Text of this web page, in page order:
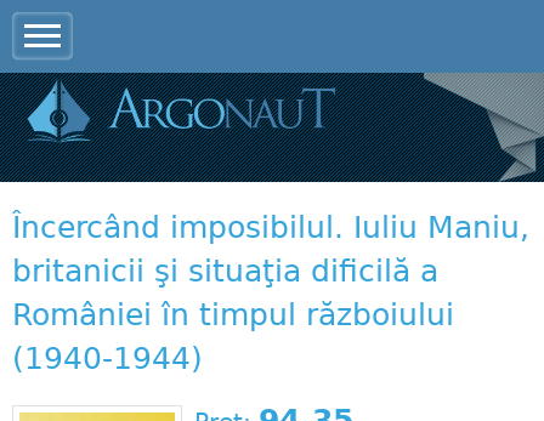
Încercând imposibilul. Iuliu Maniu,
britanicii şi situaţia dificilă a
României în timpul războiului
(1940-1944)